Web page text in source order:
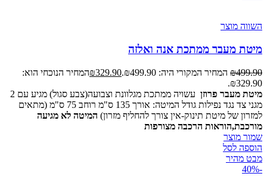
השווה מוצר
מיטת מעבר ממתכת אנה ואלזה
₪499.90 המחיר המקורי היה: ₪499.90. ₪329.90
המחיר הנוכחי הוא:
₪329.90.
מיטת מעבר פרוזן
עשויה ממתכת מגלוונת וצבועה(צבע סגול) מגיע עם 2
מגני צד נגד נפילות גודל המיטה: אורך 135 ס"מ רוחב 75 ס"מ (מתאים
למזרון של מיטת תינוק-אין צורך להחליף מזרון) המיטה לא מגיעה
מורכבת,הוראות הרכבה מצורפות
שמור מוצר
הוספה לסל
מבט מהיר
-40%